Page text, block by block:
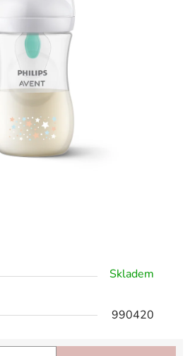
Skladem
990420